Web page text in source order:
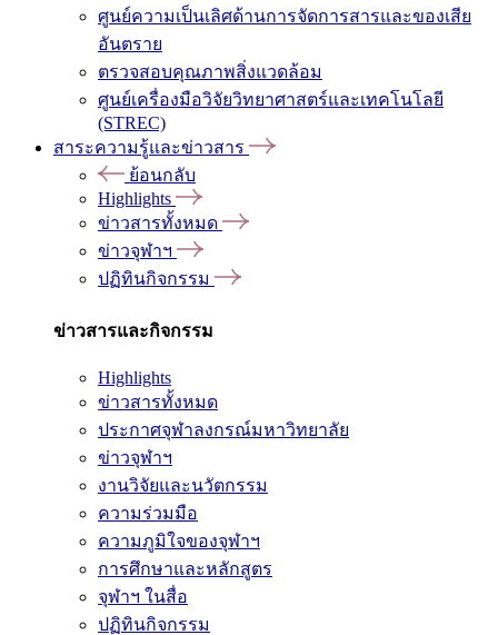
ศูนย์ความเป็นเลิศด้านการจัดการสารและของเสีย
อันตราย
ตรวจสอบคุณภาพสิ่งแวดล้อม
ศูนย์เครื่องมือวิจัยวิทยาศาสตร์และเทคโนโลยี
(STREC)
สาระความรู้และข่าวสาร
ย้อนกลับ
Highlights
ข่าวสารทั้งหมด
ข่าวจุฬาฯ
ปฏิทินกิจกรรม
ข่าวสารและกิจกรรม
Highlights
ข่าวสารทั้งหมด
ประกาศจุฬาลงกรณ์มหาวิทยาลัย
ข่าวจุฬาฯ
งานวิจัยและนวัตกรรม
ความร่วมมือ
ความภูมิใจของจุฬาฯ
การศึกษาและหลักสูตร
จุฬาฯ ในสื่อ
ปฏิทินกิจกรรม